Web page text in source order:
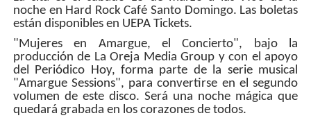
noche en Hard Rock Café Santo Domingo. Las boletas
están disponibles en UEPA Tickets.
"Mujeres en Amargue, el Concierto", bajo la
producción de La Oreja Media Group y con el apoyo
del Periódico Hoy, forma parte de la serie musical
"Amargue Sessions", para convertirse en el segundo
volumen de este disco. Será una noche mágica que
quedará grabada en los corazones de todos.